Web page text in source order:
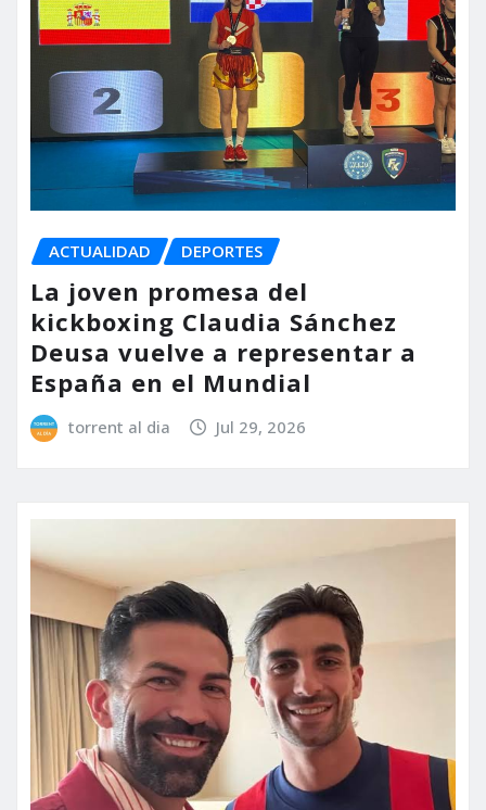
ACTUALIDAD DEPORTES
La joven promesa del
kickboxing Claudia Sánchez
Deusa vuelve a representar a
España en el Mundial
torrent al dia Jul 29, 2026